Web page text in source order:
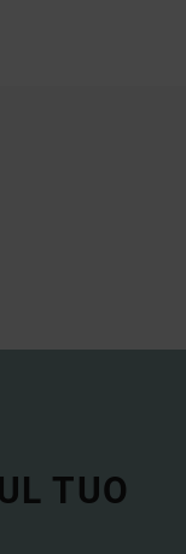
TUO